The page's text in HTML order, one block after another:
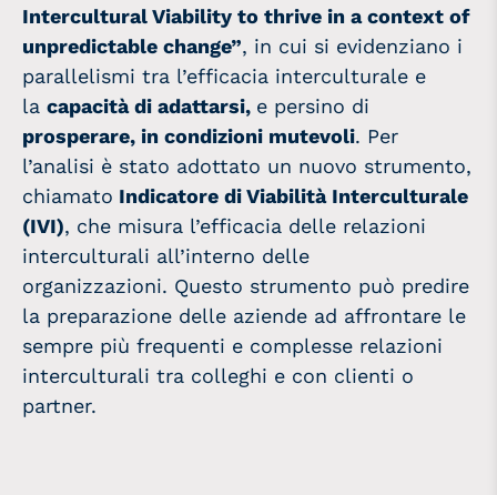
Intercultural Viability to thrive in a context of
unpredictable change”, in cui si evidenziano i
parallelismi tra l’efficacia interculturale e
la capacità di adattarsi, e persino di
prosperare, in condizioni mutevoli. Per
l’analisi è stato adottato un nuovo strumento,
chiamato Indicatore di Viabilità Interculturale
(IVI), che misura l’efficacia delle relazioni
interculturali all’interno delle
organizzazioni. Questo strumento può predire
la preparazione delle aziende ad affrontare le
sempre più frequenti e complesse relazioni
interculturali tra colleghi e con clienti o
partner.